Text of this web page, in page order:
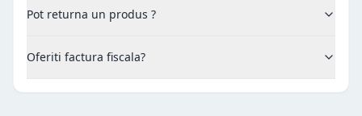
Pot returna un produs ?
Oferiti factura fiscala?